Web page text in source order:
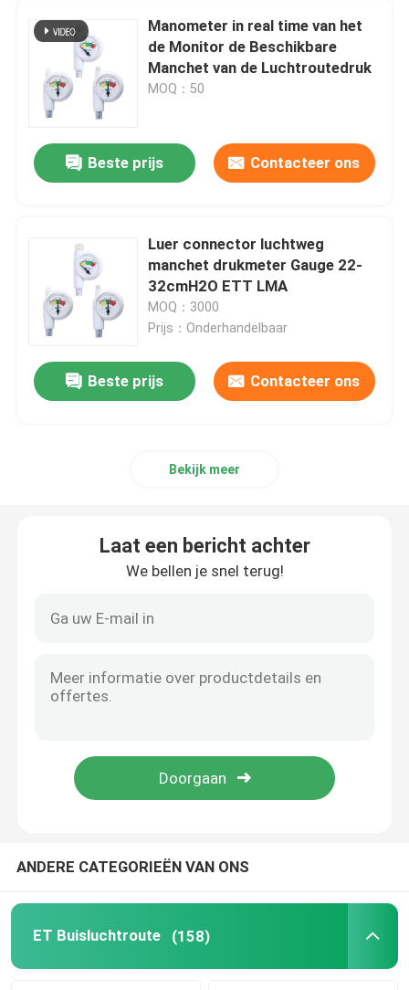
Thuis
Producten
Manometer in real time van het
de Monitor de Beschikbare
Manchet van de Luchtroutedruk
MOQ：50
Beste prijs Contacteer ons
Luer connector luchtweg
manchet drukmeter Gauge 22-
32cmH2O ETT LMA
MOQ：3000
Prijs：Onderhandelbaar
Beste prijs Contacteer ons
Bekijk meer
Laat een bericht achter
We bellen je snel terug!
ANDERE CATEGORIEËN VAN ONS
ET Buisluchtroute (158)